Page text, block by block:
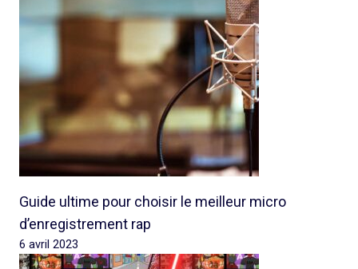
Guide ultime pour choisir le meilleur micro
d’enregistrement rap
6 avril 2023